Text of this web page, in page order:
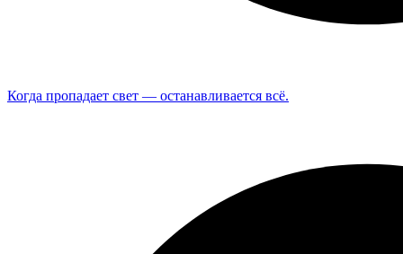
Когда пропадает свет — останавливается всё.